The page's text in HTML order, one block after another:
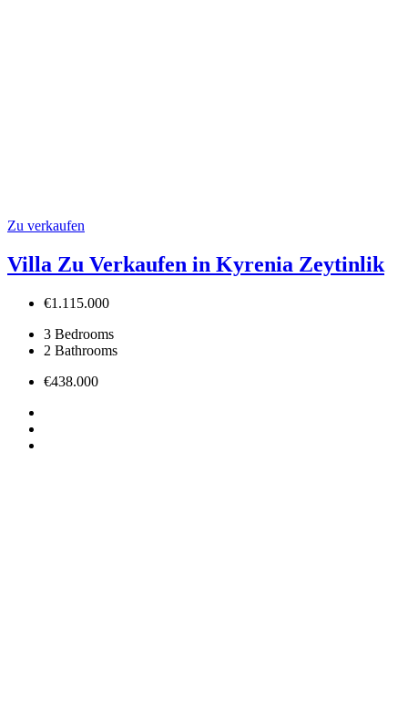
Zu verkaufen
Villa Zu Verkaufen in Kyrenia Zeytinlik
€1.115.000
3 Bedrooms
2 Bathrooms
€438.000